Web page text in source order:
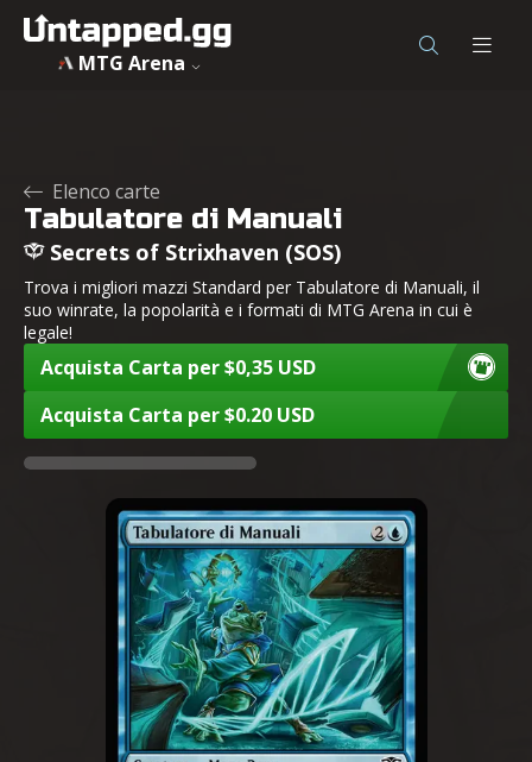
MTG Arena
Elenco carte
Tabulatore di Manuali
Secrets of Strixhaven (SOS)
Trova i migliori mazzi Standard per Tabulatore di Manuali, il
suo winrate, la popolarità e i formati di MTG Arena in cui è
legale!
Acquista Carta per $0,35 USD
Acquista Carta per $0.20 USD